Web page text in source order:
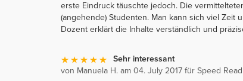
erste Eindruck täuschte jedoch. Die
(angehende) Studenten. Man kann sich viel Zeit
Dozent erklärt die Inhalte verständlich und
Sehr interessant
von Manuela H. am 04. July 2017 für Speed